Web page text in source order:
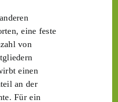
eine feste
von
einen
an der
Für ein